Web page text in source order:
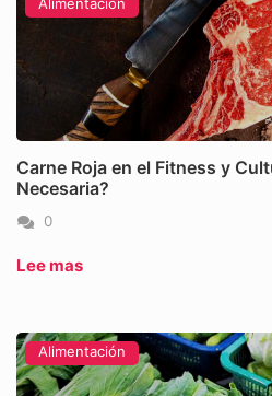
Carne Roja en el Fitness y
Necesaria?
0
Lee mas
Alimentación